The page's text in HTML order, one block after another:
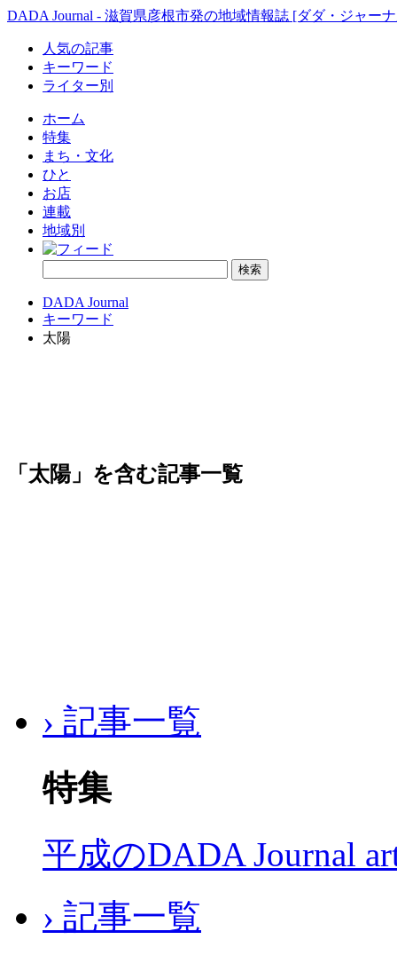
DADA Journal - 滋賀県彦根市発の地域情報誌 [ダダ・ジャー
人気の記事
キーワード
ライター別
ホーム
特集
まち・文化
ひと
お店
連載
地域別
DADA Journal
キーワード
太陽
「太陽」を含む記事一覧
› 記事一覧
特集
平成のDADA Journal
› 記事一覧